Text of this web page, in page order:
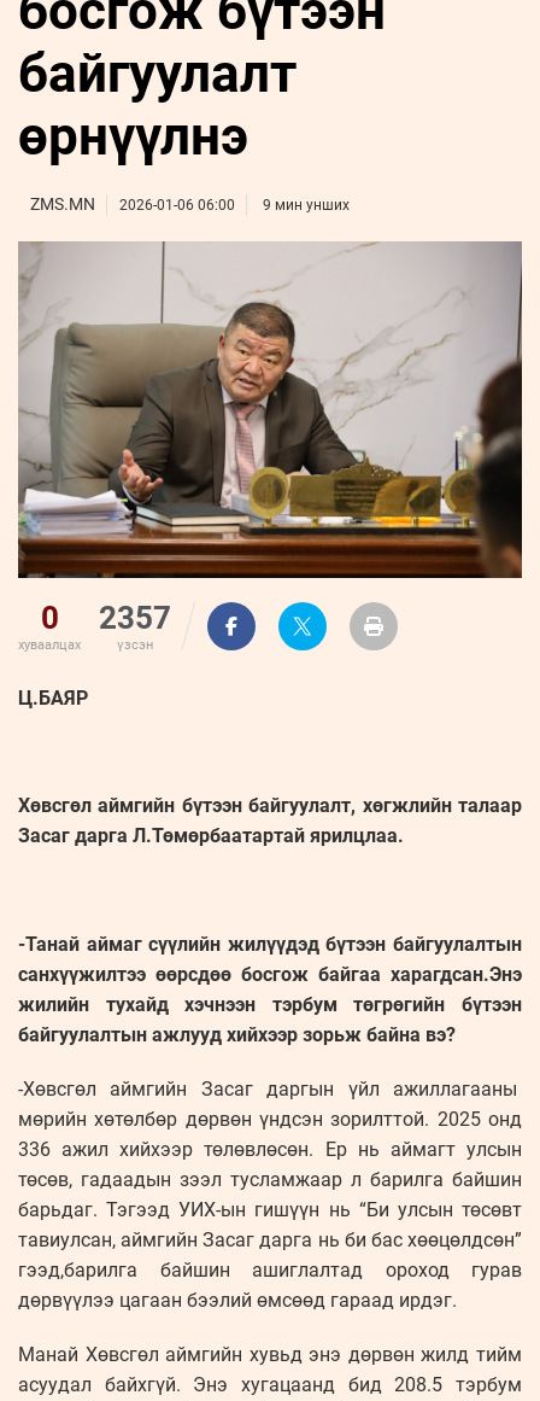
Бүртгүүлэх
Бизнес
Leaderships
forum
ФОТО
УРЛАГ
ҮНДЭСНИЙ
МЭДЭЭЛЛИЙН
байгуулалт
өрнүүлнэ
ZMS.MN 2026-01-06 06:00 9 мин унших
0
хуваалцах
2357
үзсэн
Ц.БАЯР
Хөвсгөл аймгийн бүтээн байгуулалт, хөгжлийн талаар
Засаг дарга Л.Төмөрбаатартай ярилцлаа.
-Танай аймаг сүүлийн жилүүдэд бүтээн байгуулалтын
санхүүжилтээ өөрсдөө босгож байгаа харагдсан.Энэ
жилийн тухайд хэчнээн тэрбум төгрөгийн бүтээн
байгуулалтын ажлууд хийхээр зорьж байна вэ?
-Хөвсгөл аймгийн Засаг даргын үйл ажиллагааны
мөрийн хөтөлбөр дөрвөн үндсэн зорилттой. 2025 онд
336 ажил хийхээр төлөвлөсөн. Ер нь аймагт улсын
төсөв, гадаадын зээл тусламжаар л барилга байшин
барьдаг. Тэгээд УИХ-ын гишүүн нь “Би улсын төсөвт
тавиулсан, аймгийн Засаг дарга нь би бас хөөцөлдсөн”
гээд,барилга байшин ашиглалтад ороход гурав
дөрвүүлээ цагаан бээлий өмсөөд гараад ирдэг.
Манай Хөвсгөл аймгийн хувьд энэ дөрвөн жилд тийм
асуудал байхгүй. Энэ хугацаанд бид 208.5 тэрбум